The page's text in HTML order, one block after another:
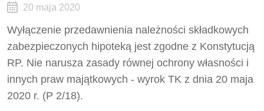
20 maja 2020
Wyłączenie przedawnienia należności składkowych
zabezpieczonych hipoteką jest zgodne z Konstytucją
RP. Nie narusza zasady równej ochrony własności i
innych praw majątkowych - wyrok TK z dnia 20 maja
2020 r. (P 2/18).